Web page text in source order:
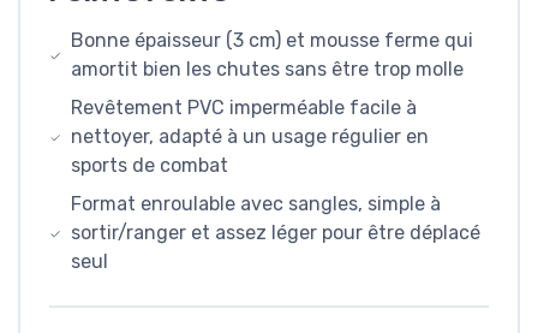
Bonne épaisseur (3 cm) et mousse ferme qui
amortit bien les chutes sans être trop molle
Revêtement PVC imperméable facile à
nettoyer, adapté à un usage régulier en
sports de combat
Format enroulable avec sangles, simple à
sortir/ranger et assez léger pour être déplacé
seul